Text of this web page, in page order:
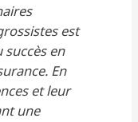
est
succès en
En
et leur
une